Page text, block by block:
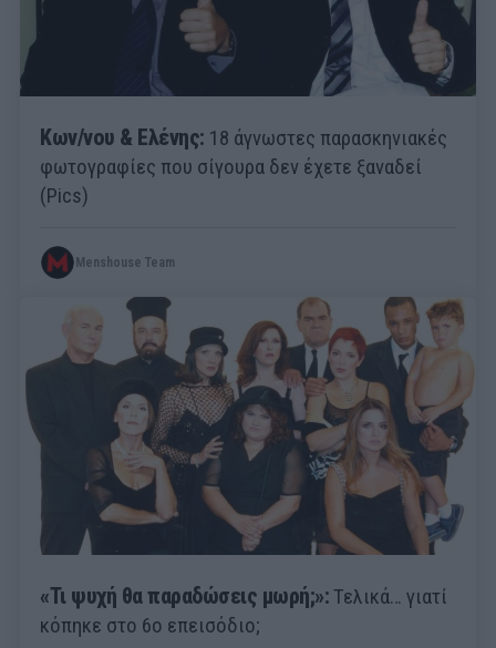
Κων/νου & Ελένης: 18 άγνωστες παρασκηνιακές
φωτογραφίες που σίγουρα δεν έχετε ξαναδεί
(Pics)
Menshouse Team
«Τι ψυχή θα παραδώσεις μωρή;»:Τελικά… γιατί
κόπηκε στο 6ο επεισόδιο;